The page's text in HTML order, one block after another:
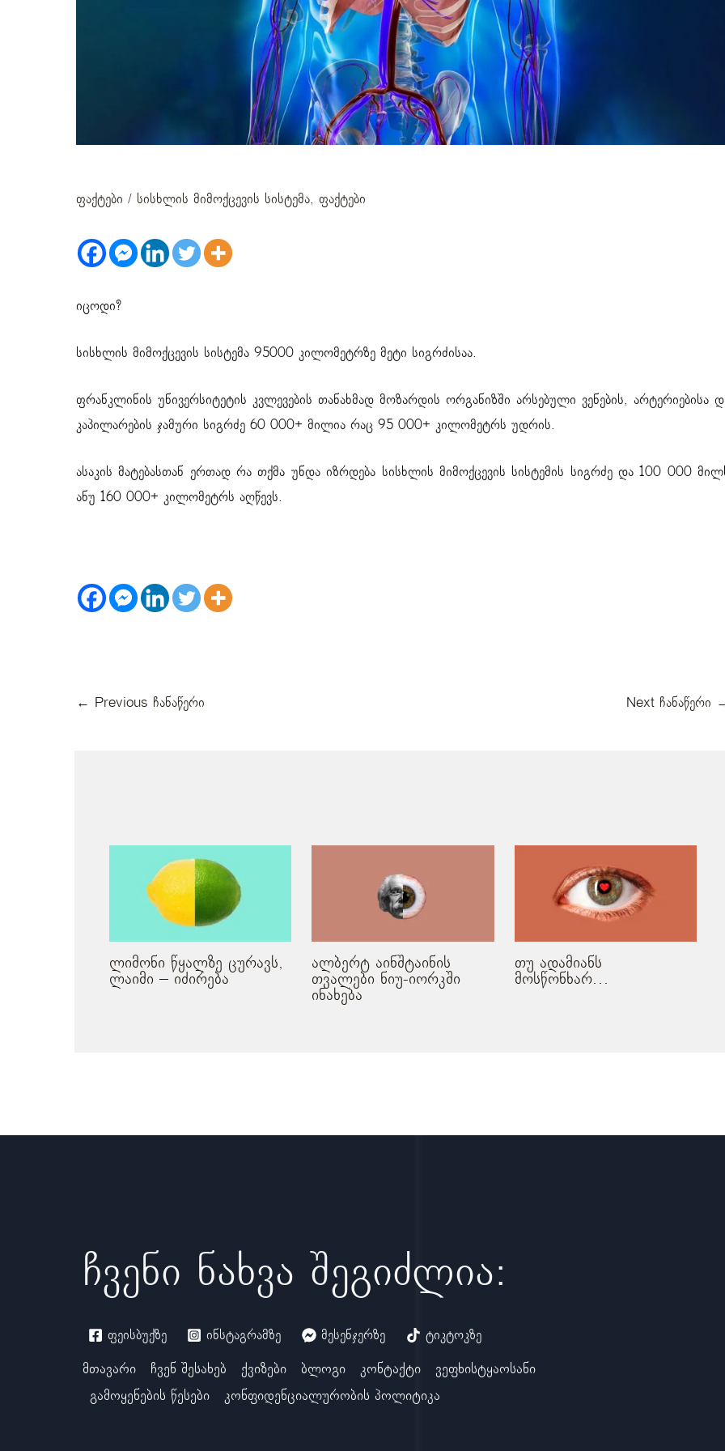
ფაქტები / სისხლის მიმოქცევის სისტემა, ფაქტები
იცოდი?
სისხლის მიმოქცევის სისტემა 95000 კილომეტრზე მეტი სიგრძისაა.
ფრანკლინის უნივერსიტეტის კვლევების თანახმად მოზარდის ორგანიზში არსებული ვენების, არტერიებისა
კაპილარების ჯამური სიგრძე 60 000+ მილია რაც 95 000+ კილომეტრს უდრის.
ასაკის მატებასთან ერთად რა თქმა უნდა იზრდება სისხლის მიმოქცევის სისტემის სიგრძე და 100 000
ანუ 160 000+ კილომეტრს აღწევს.
← Previous ჩანაწერი Next ჩანაწერი
ლიმონი წყალზე ცურავს,
ლაიმი – იძირება
ალბერტ აინშტაინის
თვალები ნიუ-იორკში
ინახება
თუ ადამიანს
მოსწონხარ…
ჩვენი ნახვა შეგიძლია:
ფეისბუქზე ინსტაგრამზე მესენჯერზე ტიკტოკზე
მთავარი ჩვენ შესახებ ქვიზები ბლოგი კონტაქტი
ვეფხისტყაოსანი
გამოყენების წესები
კონფიდენციალურობის პოლიტიკა